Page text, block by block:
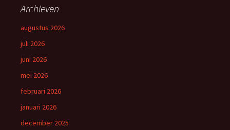
Archieven
augustus 2026
juli 2026
juni 2026
mei 2026
februari 2026
januari 2026
december 2025